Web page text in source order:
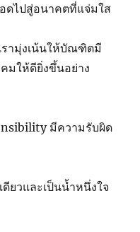
ดไปสู่อนาคตที่แจ่มใส
รามุ่งเน้นให้บัณฑิตมี
มให้ดียิ่งขึ้นอย่าง
มีความรับผิด
ยวและเป็นน้ำหนึ่งใจ